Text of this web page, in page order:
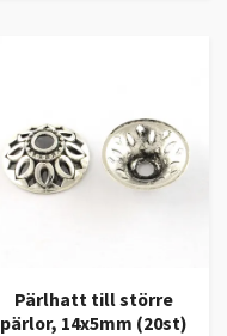
Pärlhatt till större
pärlor, 14x5mm (20st)